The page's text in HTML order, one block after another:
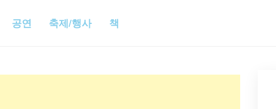
공연 축제/행사 책